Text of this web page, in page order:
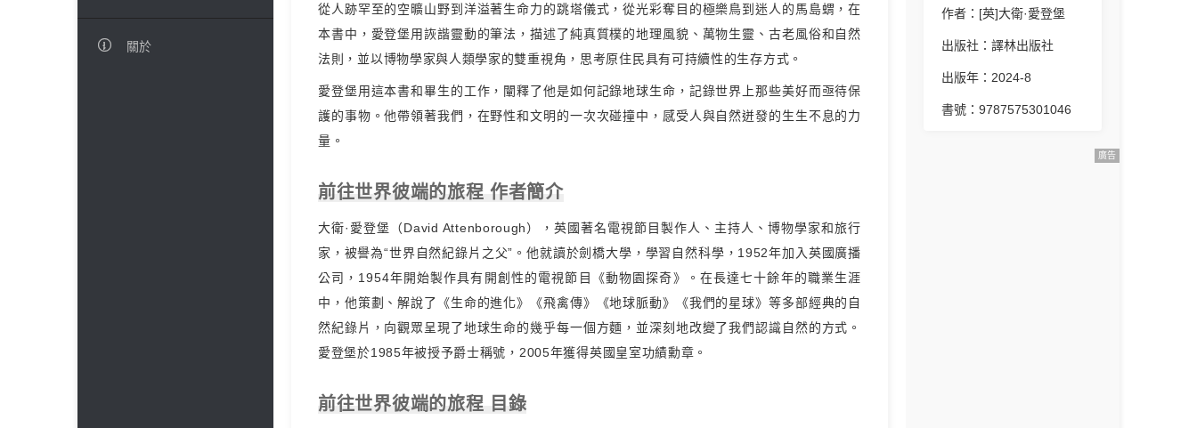
 關於
從人跡罕至的空曠山野到洋溢著生命力的跳塔儀式，從光彩奪目的極樂鳥到迷人的馬島蝟，在
本書中，愛登堡用詼諧靈動的筆法，描述了純真質樸的地理風貌、萬物生靈、古老風俗和自然
法則，並以博物學家與人類學家的雙重視角，思考原住民具有可持續性的生存方式。
愛登堡用這本書和畢生的工作，闡釋了他是如何記錄地球生命，記錄世界上那些美好而亟待保
護的事物。他帶領著我們，在野性和文明的一次次碰撞中，感受人與自然迸發的生生不息的力
量。
前往世界彼端的旅程 作者簡介
大衛·愛登堡（David Attenborough），英國著名電視節目製作人、主持人、博物學家和旅行
家，被譽為“世界自然紀錄片之父”。他就讀於劍橋大學，學習自然科學，1952年加入英國廣播
公司，1954年開始製作具有開創性的電視節目《動物園探奇》。在長達七十餘年的職業生涯
中，他策劃、解說了《生命的進化》《飛禽傳》《地球脈動》《我們的星球》等多部經典的自
然紀錄片，向觀眾呈現了地球生命的幾乎每一個方麵，並深刻地改變了我們認識自然的方式。
愛登堡於1985年被授予爵士稱號，2005年獲得英國皇室功績勳章。
前往世界彼端的旅程 目錄
作者：[英]大衛·愛登堡
出版社：譯林出版社
出版年：2024-8
書號：9787575301046
廣告